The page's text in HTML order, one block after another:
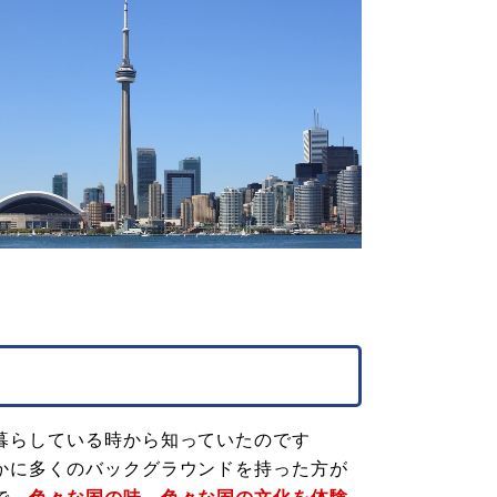
している時から知っていたのです
多くのバックグラウンドを持った方が